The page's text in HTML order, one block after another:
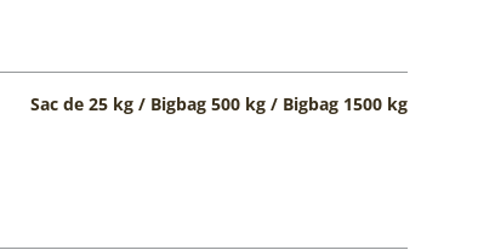
Sac de 25 kg / Bigbag 500 kg / Bigbag 1500 kg